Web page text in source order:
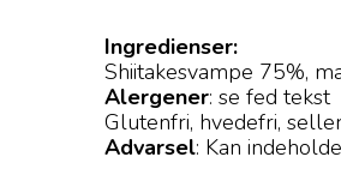
Ingredienser:
Shiitakesvampe 75%,
Alergener: se fed tekst
Glutenfri, hvedefri,
Advarsel: Kan